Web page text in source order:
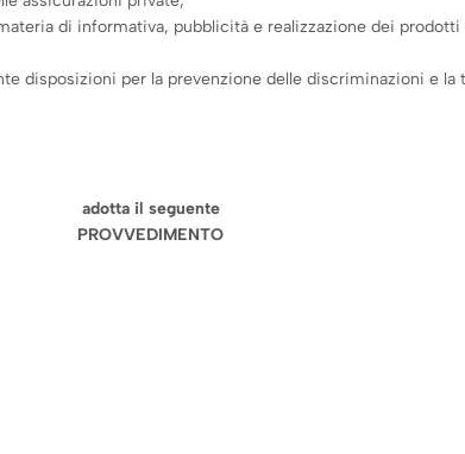
di informativa, pubblicità e realizzazione dei
disposizioni per la prevenzione delle discriminazioni e
adotta il seguente
PROVVEDIMENTO